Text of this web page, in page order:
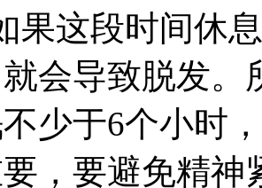
果这段时间休
会导致脱发。
少于6个小时
，要避免精神